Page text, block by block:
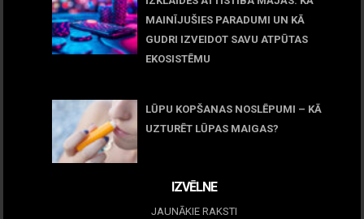
MAINĪJUŠIES PARADUMI UN KĀ
GUDRI IZVEIDOT SAVU ATPŪTAS
EKOSISTĒMU
LŪPU KOPŠANAS NOSLĒPUMI – KĀ
UZTURĒT LŪPAS MAIGAS?
IZVĒLNE
JAUNĀKIE RAKSTI